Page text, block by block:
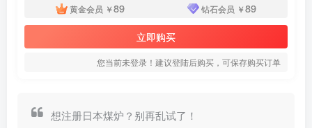
黄金会员 ￥89 钻石会员 ￥89
立即购买
您当前未登录！建议登陆后购买，可保存购买订单
想注册日本煤炉？别再乱试了！